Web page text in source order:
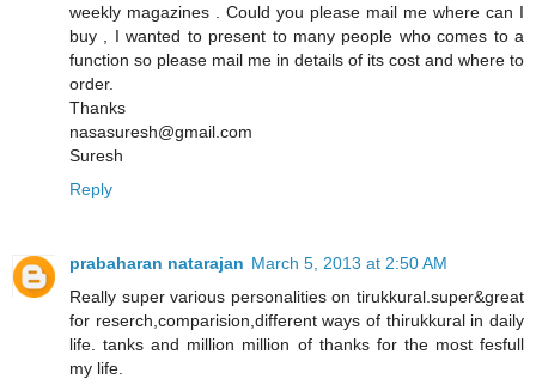
weekly magazines . Could you please mail me where can I
buy , I wanted to present to many people who comes to a
function so please mail me in details of its cost and where to
order.
Thanks
nasasuresh@gmail.com
Suresh
Reply
prabaharan natarajan March 5, 2013 at 2:50 AM
Really super various personalities on tirukkural.super&great
for reserch,comparision,different ways of thirukkural in daily
life. tanks and million million of thanks for the most fesfull
my life.